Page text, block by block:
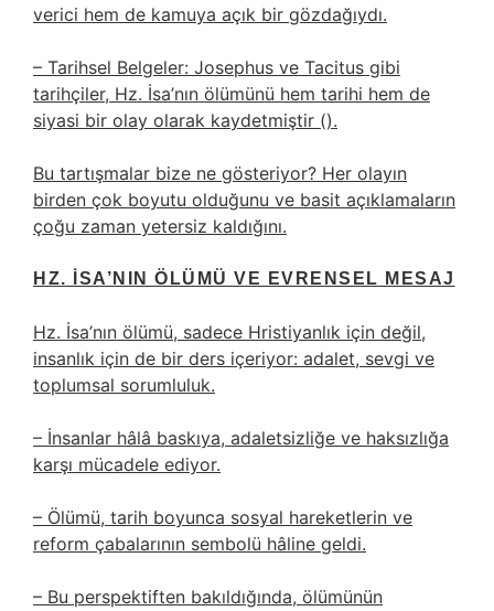
verici hem de kamuya açık bir gözdağıydı.
– Tarihsel Belgeler: Josephus ve Tacitus gibi
tarihçiler, Hz. İsa’nın ölümünü hem tarihi hem de
siyasi bir olay olarak kaydetmiştir ().
Bu tartışmalar bize ne gösteriyor? Her olayın
birden çok boyutu olduğunu ve basit açıklamaların
çoğu zaman yetersiz kaldığını.
HZ. İSA’NIN ÖLÜMÜ VE EVRENSEL MESAJ
Hz. İsa’nın ölümü, sadece Hristiyanlık için değil,
insanlık için de bir ders içeriyor: adalet, sevgi ve
toplumsal sorumluluk.
– İnsanlar hâlâ baskıya, adaletsizliğe ve haksızlığa
karşı mücadele ediyor.
– Ölümü, tarih boyunca sosyal hareketlerin ve
reform çabalarının sembolü hâline geldi.
– Bu perspektiften bakıldığında, ölümünün